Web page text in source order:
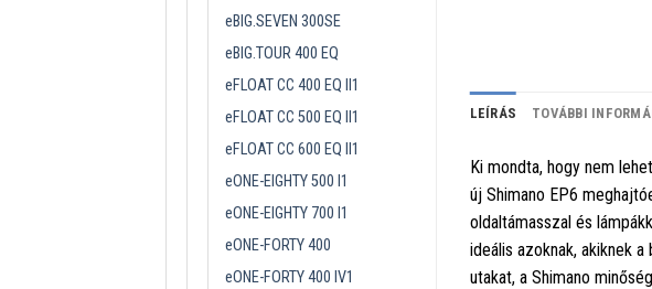
eBIG.SEVEN 300SE
eBIG.TOUR 400 EQ
eFLOAT CC 400 EQ II1
eFLOAT CC 500 EQ II1
eFLOAT CC 600 EQ II1
eONE-EIGHTY 500 I1
eONE-EIGHTY 700 I1
eONE-FORTY 400
eONE-FORTY 400 IV1
LEÍRÁS TOVÁBBI
Ki mondta, hogy nem
új Shimano EP6
oldaltámasszal és
ideális azoknak, akiknek
utakat, a Shimano